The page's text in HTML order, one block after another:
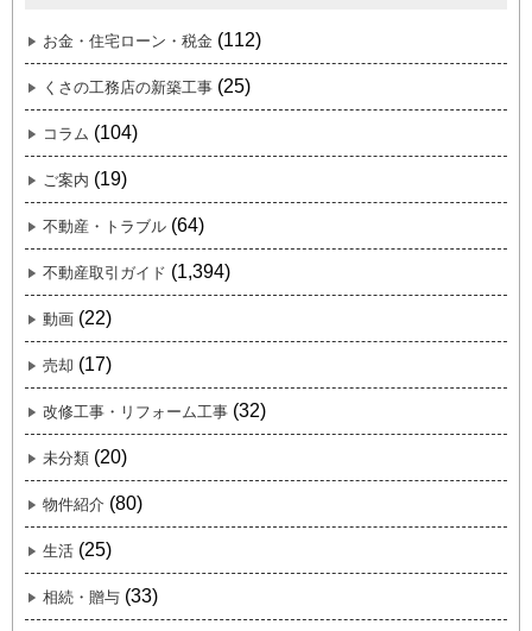
お金・住宅ローン・税金 (112)
くさの工務店の新築工事 (25)
コラム (104)
ご案内 (19)
不動産・トラブル (64)
不動産取引ガイド (1,394)
動画 (22)
売却 (17)
改修工事・リフォーム工事 (32)
未分類 (20)
物件紹介 (80)
生活 (25)
相続・贈与 (33)